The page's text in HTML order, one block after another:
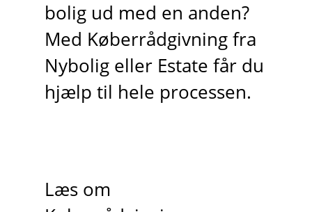
bolig ud med en anden?
Med Køberrådgivning fra
Nybolig eller Estate får du
hjælp til hele processen.
Læs om